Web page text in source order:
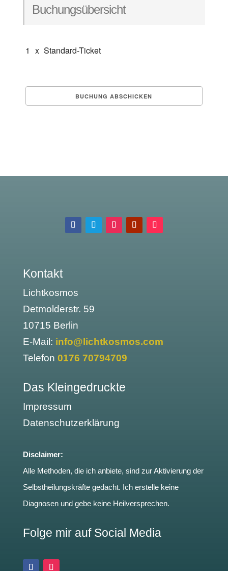
Buchungsübersicht
1 x Standard-Ticket
Kontakt
Lichtkosmos
Detmolderstr. 59
10715 Berlin
E-Mail: info@lichtkosmos.com
Telefon 0176 70794709
Das Kleingedruckte
Impressum
Datenschutzerklärung
Disclaimer:
Alle Methoden, die ich anbiete, sind zur Aktivierung der
Selbstheilungskräfte gedacht. Ich erstelle keine
Diagnosen und gebe keine Heilversprechen.
Folge mir auf Social Media